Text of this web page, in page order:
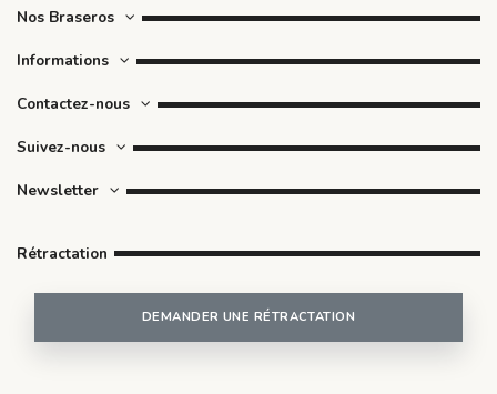
Nos Braseros
Informations
Contactez-nous
Suivez-nous
Newsletter
Rétractation
DEMANDER UNE RÉTRACTATION